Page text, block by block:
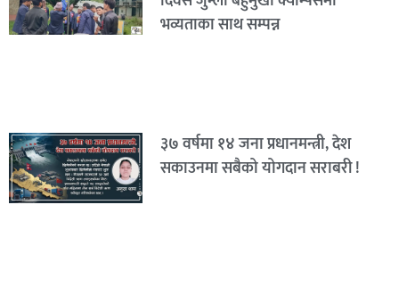
भव्यताका साथ सम्पन्न
३७ वर्षमा १४ जना प्रधानमन्त्री, देश
सकाउनमा सबैको योगदान सराबरी !